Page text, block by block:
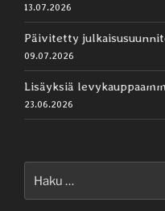
13.07.2026
Päivitetty
09.07.2026
Lisäyksiä
23.06.2026